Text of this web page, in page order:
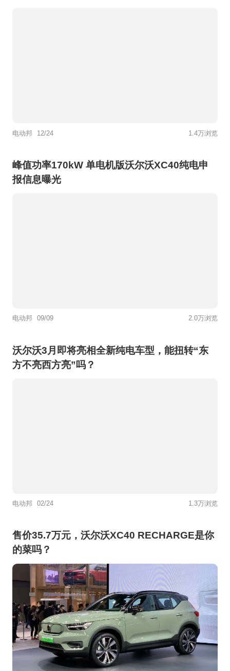
电动邦 12/24 1.4万浏览
峰值功率170kW 单电机版沃尔沃XC40纯电申
报信息曝光
电动邦 09/09 2.0万浏览
沃尔沃3月即将亮相全新纯电车型，能扭转“东
方不亮西方亮”吗？
电动邦 02/24 1.3万浏览
售价35.7万元，沃尔沃XC40 RECHARGE是你
的菜吗？